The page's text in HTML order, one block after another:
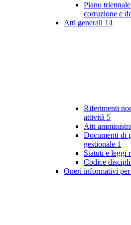
Piano
corruzione e
Atti generali 14
Riferimenti
attività 5
Atti
Documenti di
gestionale 1
Statuti e leggi
Codice
Oneri informativi